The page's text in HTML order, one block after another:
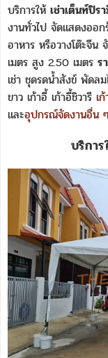
บริการให้ เช่าเต็นท์ปิร
งานทั่วไป จัดแสดงออ
อาหาร หรือวางโต๊ะจีน
เมตร สูง 2.50 เมตร ร
เช่า ชุดรดน้ำสังข์ พัดล
ขาว เก้าอี้ เก้าอี้ชิวารี เ
และอุปกรณ์จัดงานอื่น ๆ
บริการ